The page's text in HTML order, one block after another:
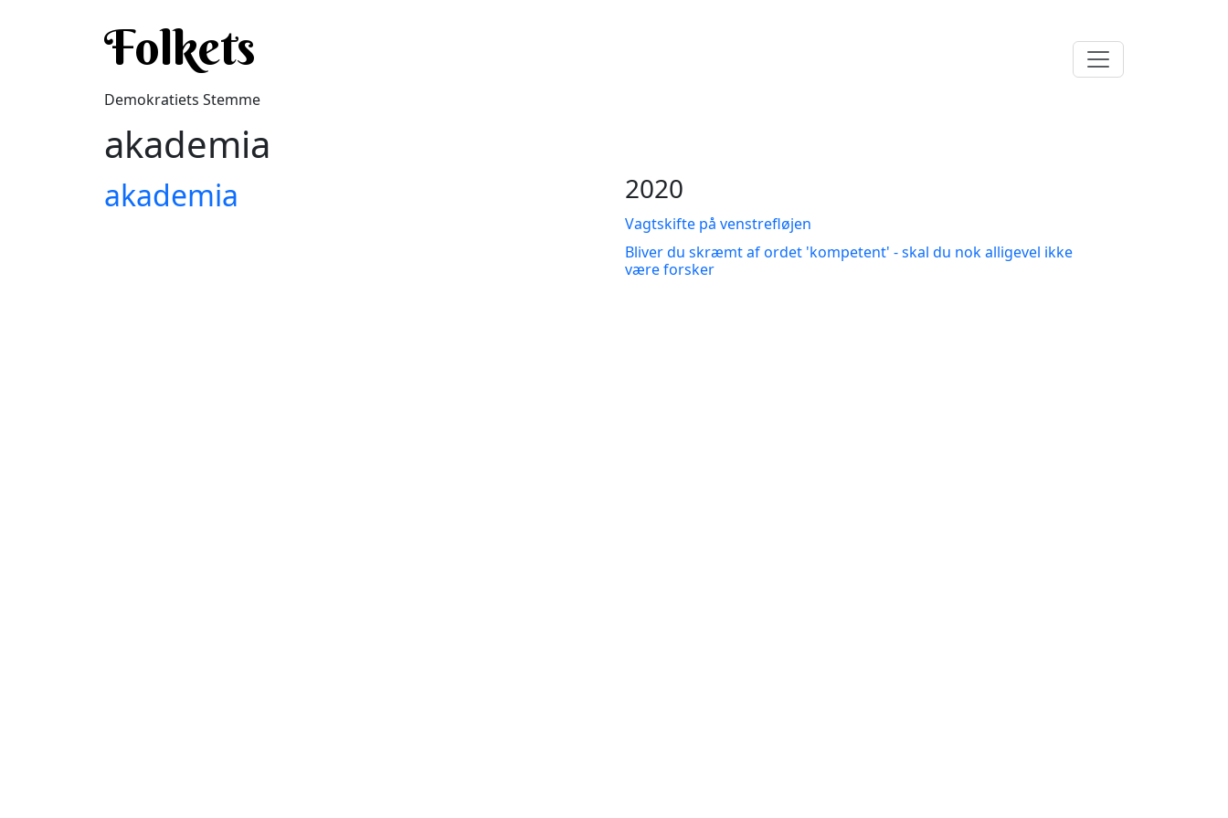
Folkets
Demokratiets Stemme
akademia
akademia 2020
Vagtskifte på venstrefløjen
Bliver du skræmt af ordet 'kompetent' - skal du nok alligevel ikke
være forsker